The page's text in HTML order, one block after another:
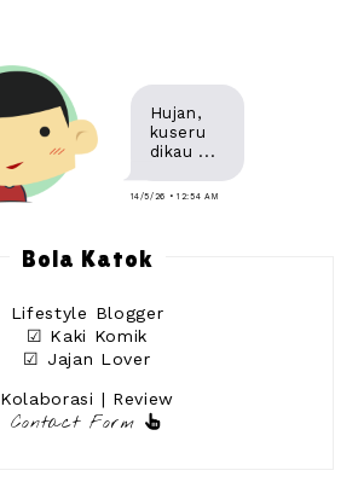
Hujan,
kuseru
dikau ...
14/5/26 • 12:54 AM
Bola Katok
Lifestyle Blogger
☑ Kaki Komik
☑ Jajan Lover
Kolaborasi | Review
Contact Form